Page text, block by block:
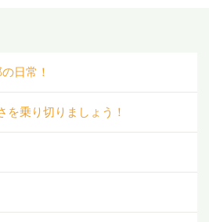
日常！
を乗り切りましょう！